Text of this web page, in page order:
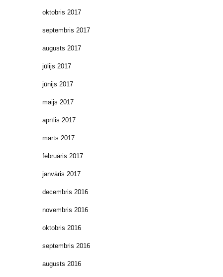
oktobris 2017
septembris 2017
augusts 2017
jūlijs 2017
jūnijs 2017
maijs 2017
aprīlis 2017
marts 2017
februāris 2017
janvāris 2017
decembris 2016
novembris 2016
oktobris 2016
septembris 2016
augusts 2016